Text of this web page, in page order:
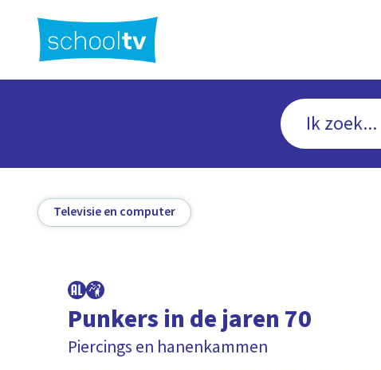
hoofdinhoud
Televisie en computer
Punkers in de jaren 70
Piercings en hanenkammen